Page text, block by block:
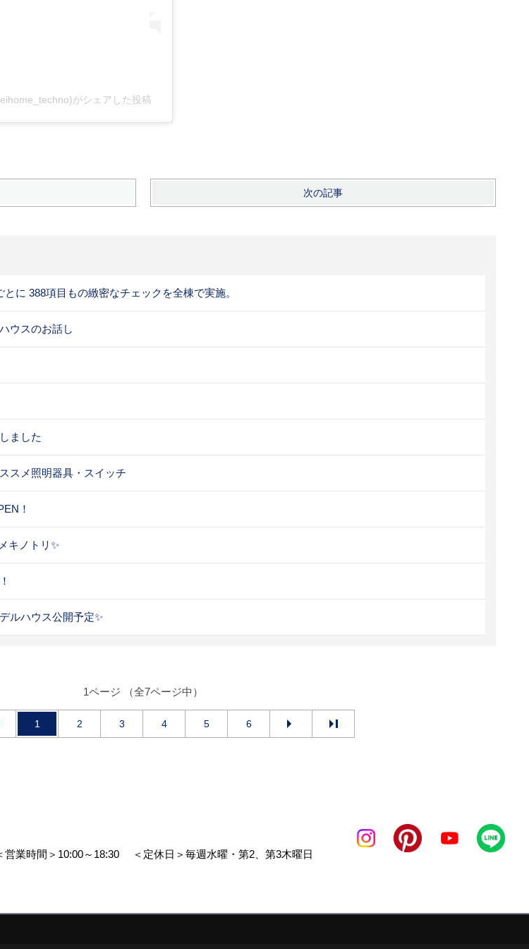
がシェアした投稿
次の記事
に 388項目もの緻密なチェックを全棟で実施。
ウスのお話し
ました
スメ照明器具・スイッチ
！
キノトリ✨
ルハウス公開予定✨
1ページ （全7ページ中）
1 2 3 4 5 6
営業時間＞10:00～18:30 ＜定休日＞毎週水曜・第2、第3木曜日